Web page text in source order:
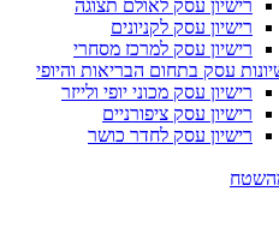
רישיון עסק לאולם תצוגה
רישיון עסק לקניונים
רישיון עסק למרכז מסחרי
עסק בתחום הבריאות והיופי
רישיון עסק מכוני יופי ולייזר
רישיון עסק ציפורניים
רישיון עסק לחדר כושר